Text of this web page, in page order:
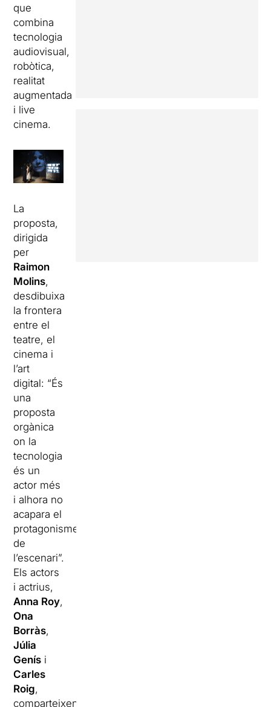
que
combina
tecnologia
audiovisual,
robòtica,
realitat
augmentada
i live
cinema.
La
proposta,
dirigida
per
Raimon
Molins,
desdibuixa
la frontera
entre el
teatre, el
cinema i
l’art
digital: “És
una
proposta
orgànica
on la
tecnologia
és un
actor més
i alhora no
acapara el
protagonisme
de
l’escenari”.
Els actors
i actrius,
Anna Roy,
Ona
Borràs,
Júlia
Genís i
Carles
Roig,
comparteixen